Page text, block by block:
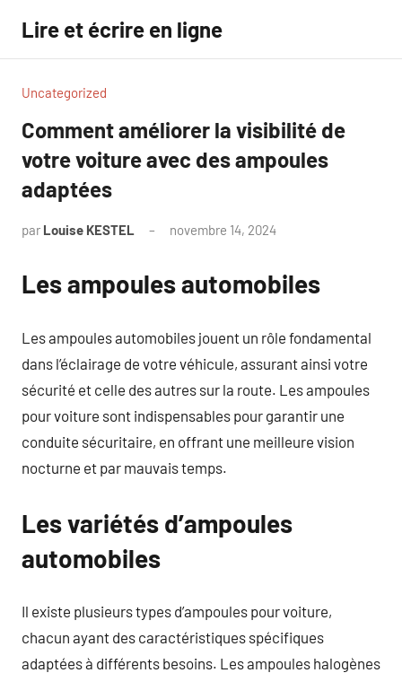
contenu
Lire et écrire en ligne
Uncategorized
Comment améliorer la visibilité de
votre voiture avec des ampoules
adaptées
par Louise KESTEL novembre 14, 2024
Les ampoules automobiles
Les ampoules automobiles jouent un rôle fondamental
dans l’éclairage de votre véhicule, assurant ainsi votre
sécurité et celle des autres sur la route. Les ampoules
pour voiture sont indispensables pour garantir une
conduite sécuritaire, en offrant une meilleure vision
nocturne et par mauvais temps.
Les variétés d’ampoules
automobiles
Il existe plusieurs types d’ampoules pour voiture,
chacun ayant des caractéristiques spécifiques
adaptées à différents besoins. Les ampoules halogènes